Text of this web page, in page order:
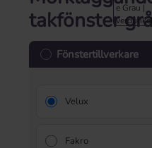
takfönster
Fönstertillverkare
Velux
Fakro